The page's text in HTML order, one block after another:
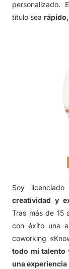
personalizado.
título sea
Soy
creatividad y
Tras más de 15
con éxito una
coworking
todo mi talento
una